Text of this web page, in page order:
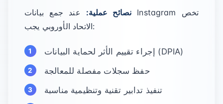
نصائح عملية: عند جمع بيانات Instagram تخص
الاتحاد الأوروبي يجب:
إجراء تقييم الأثر لحماية البيانات (DPIA)
حفظ سجلات مفصلة للمعالجة
تنفيذ تدابير تقنية وتنظيمية مناسبة